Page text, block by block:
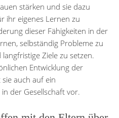
stärken und sie dazu
ihr eigenes Lernen zu
dieser Fähigkeiten in der
selbständig Probleme zu
Ziele zu setzen.
Entwicklung der
auch auf ein
der Gesellschaft vor.